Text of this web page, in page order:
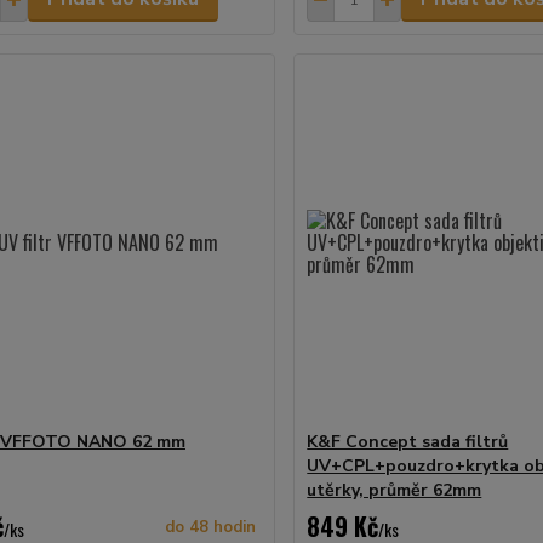
NANO 62 mm
/ks do 48 hodin
K&F Concept sada filtrů
UV+CPL+pouzdro+krytka
utěrky, průměr 62mm
849 Kč/ks